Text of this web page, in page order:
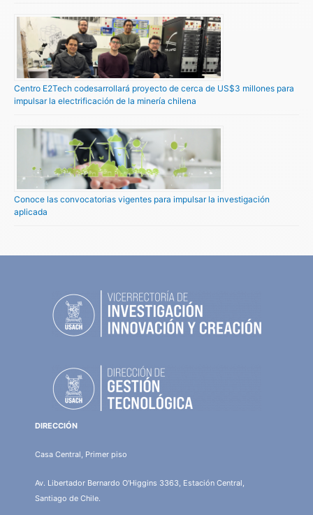
Centro E2Tech codesarrollará proyecto de cerca de US$3 millones para
impulsar la electrificación de la minería chilena
Conoce las convocatorias vigentes para impulsar la investigación
aplicada
DIRECCIÓN
Casa Central, Primer piso
Av. Libertador Bernardo O'Higgins 3363, Estación Central,
Santiago de Chile.